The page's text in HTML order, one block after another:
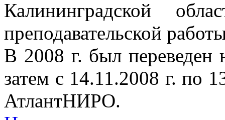
Калининградской
преподавательской
В 2008 г. был переведен
затем с 14.11.2008 г. по
АтлантНИРО.